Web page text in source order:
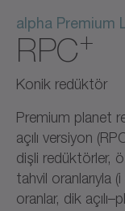
alpha Premium
RPC+
Konik redüktör
Premium planet
açılı versiyon
dişli redüktörler,
tahvil oranlarıyla
oranlar, dik